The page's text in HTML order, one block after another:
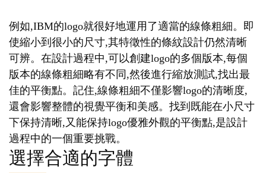
例如,IBM的logo就很好地運用了適當的線條粗細。即
使縮小到很小的尺寸,其特徵性的條紋設計仍然清晰
可辨。在設計過程中,可以創建logo的多個版本,每個
版本的線條粗細略有不同,然後進行縮放測試,找出最
佳的平衡點。記住,線條粗細不僅影響logo的清晰度,
還會影響整體的視覺平衡和美感。找到既能在小尺寸
下保持清晰,又能保持logo優雅外觀的平衡點,是設計
過程中的一個重要挑戰。
選擇合適的字體